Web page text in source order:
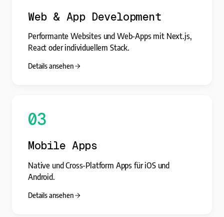
Web & App Development
Performante Websites und Web-Apps mit Next.js,
React oder individuellem Stack.
Details ansehen
03
Mobile Apps
Native und Cross-Platform Apps für iOS und
Android.
Details ansehen